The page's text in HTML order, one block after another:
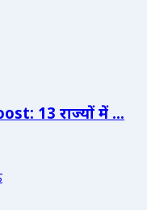
13 राज्यों में ...